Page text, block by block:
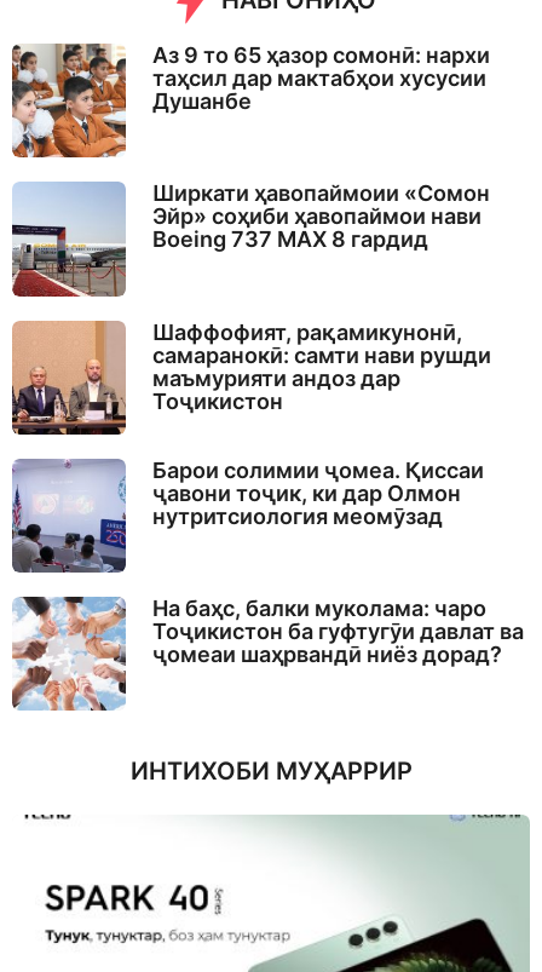
Аз 9 то 65 ҳазор сомонӣ: нархи
таҳсил дар мактабҳои хусусии
Душанбе
Ширкати ҳавопаймоии «Сомон
Эйр» соҳиби ҳавопаймои нави
Boeing 737 MAX 8 гардид
Шаффофият, рақамикунонӣ,
самаранокӣ: самти нави рушди
маъмурияти андоз дар
Тоҷикистон
Барои солимии ҷомеа. Қиссаи
ҷавони тоҷик, ки дар Олмон
нутритсиология меомӯзад
На баҳс, балки муколама: чаро
Тоҷикистон ба гуфтугӯи давлат ва
ҷомеаи шаҳрвандӣ ниёз дорад?
ИНТИХОБИ МУҲАРРИР